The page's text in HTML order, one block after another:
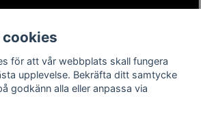
Instagram
Youtube
TikTok
för att vår webbplats skall fungera
upplevelse. Bekräfta ditt samtycke
godkänn alla eller anpassa via